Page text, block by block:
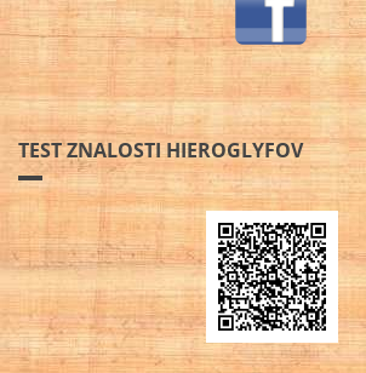
TEST ZNALOSTI HIEROGLYFOV